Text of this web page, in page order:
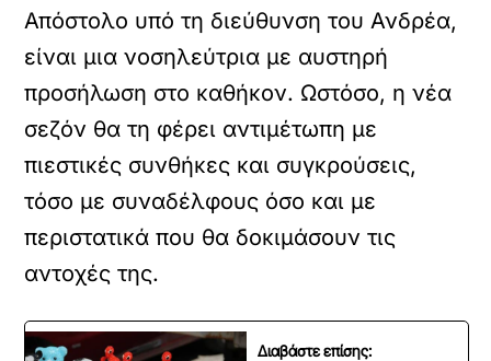
Απόστολο υπό τη διεύθυνση του Ανδρέα,
είναι μια νοσηλεύτρια με αυστηρή
προσήλωση στο καθήκον. Ωστόσο, η νέα
σεζόν θα τη φέρει αντιμέτωπη με
πιεστικές συνθήκες και συγκρούσεις,
τόσο με συναδέλφους όσο και με
περιστατικά που θα δοκιμάσουν τις
αντοχές της.
Διαβάστε επίσης: